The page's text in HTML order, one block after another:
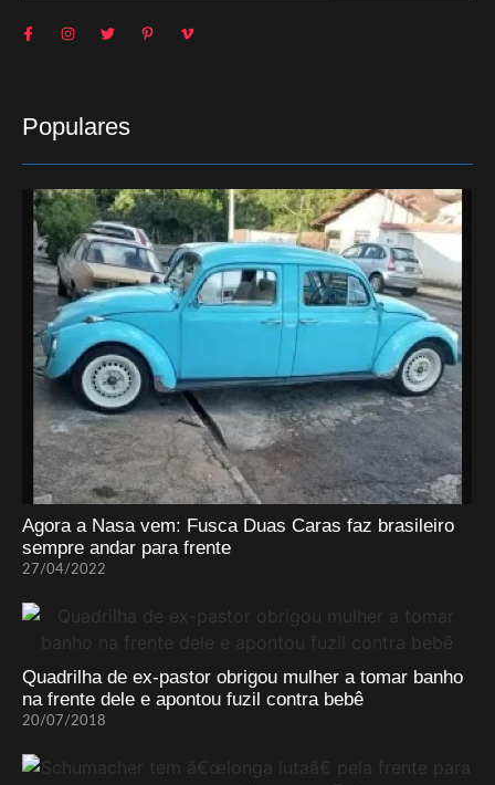
Populares
Agora a Nasa vem: Fusca Duas Caras faz brasileiro
sempre andar para frente
27/04/2022
Quadrilha de ex-pastor obrigou mulher a tomar banho
na frente dele e apontou fuzil contra bebê
20/07/2018